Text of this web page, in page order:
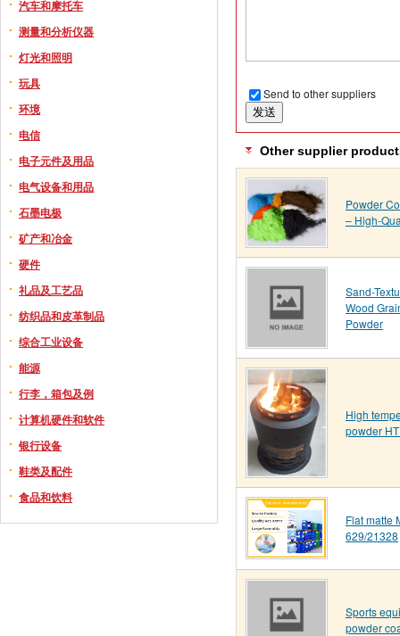
汽车和摩托车
测量和分析仪器
灯光和照明
玩具
环境
电信
电子元件及用品
电气设备和用品
石墨电极
矿产和冶金
硬件
礼品及工艺品
纺织品和皮革制品
综合工业设备
能源
行李，箱包及例
计算机硬件和软件
银行设备
鞋类及配件
食品和饮料
Send to other suppliers
Other supplier
Powder
– High-
Sand-
Wood
Powder
High
powder
Flat matte
629/21328
Sports
powder